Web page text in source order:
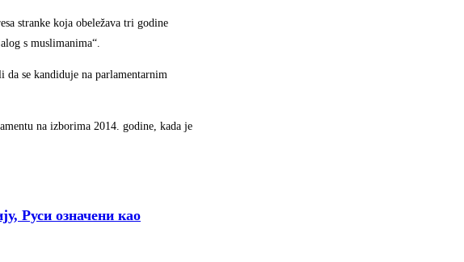
stranke koja obeležava tri godine
s muslimanima“.
da se kandiduje na parlamentarnim
na izborima 2014. godine, kada je
Руси означени као